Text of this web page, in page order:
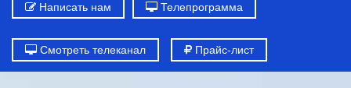
Написать нам Телепрограмма
Смотреть телеканал Прайс-лист